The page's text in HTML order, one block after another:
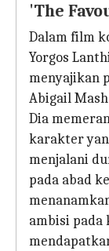
'The
Dalam film
Yorgos
menyajikan
Abigail
Dia
karakter
menjalani
pada abad
ambisi